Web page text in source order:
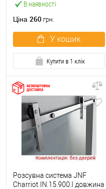
В наявності
Ціна 260 грн.
У кошик
Купити в 1 клік
Розсувна система JNF
Charriot IN.15.900.I довжина